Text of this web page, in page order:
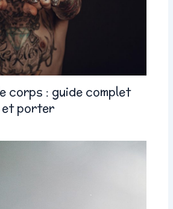
corps : guide complet
et porter